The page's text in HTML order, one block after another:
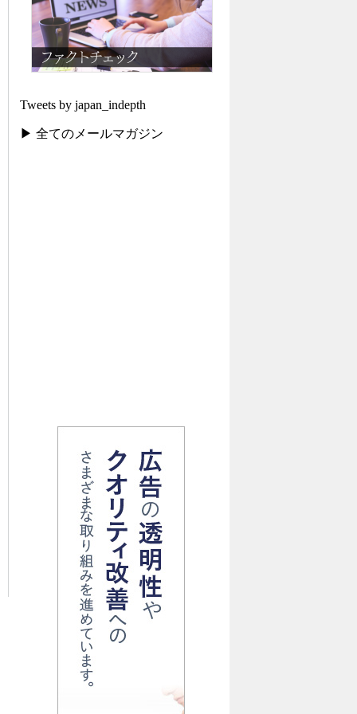
Tweets by japan_indepth
▶ 全てのメールマガジン